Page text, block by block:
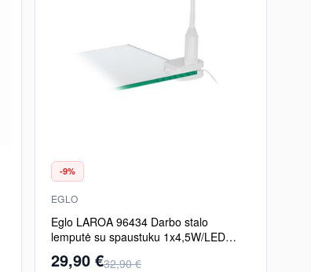
-9%
EGLO
Eglo LAROA 96434 Darbo stalo
lemputė su spaustuku 1x4,5W/LED
550LM
29,90 €32,90 €